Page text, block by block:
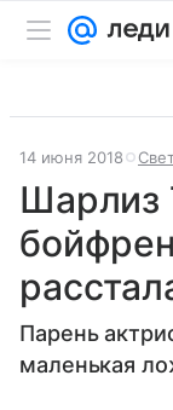
14 июня 2018
Шарлиз
Парень
маленькая